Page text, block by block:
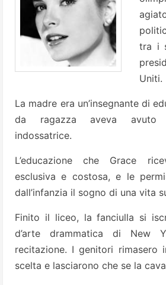
tra i
Uniti.
La madre era un’insegnante di
da ragazza aveva avuto
indossatrice.
L’educazione che Grace
esclusiva e costosa, e le
dall’infanzia il sogno di una vita
Finito il liceo, la fanciulla si
d’arte drammatica di New
recitazione. I genitori rimasero
scelta e lasciarono che se la